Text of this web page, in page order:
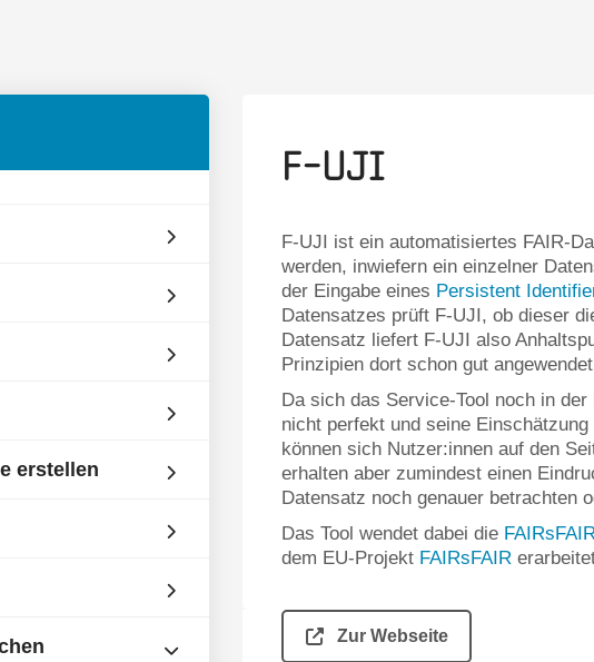
erstellen
F-UJI
F-UJI ist ein automatisiertes FAIR-
werden, inwiefern ein einzelner
der Eingabe eines Persistent
Datensatzes prüft F-UJI, ob dieser
Datensatz liefert F-UJI also
Prinzipien dort schon gut
Da sich das Service-Tool noch in
nicht perfekt und seine
können sich Nutzer:innen auf den
erhalten aber zumindest einen
Datensatz noch genauer betrachten
Das Tool wendet dabei die
dem EU-Projekt FAIRsFAIR
Zur Webseite